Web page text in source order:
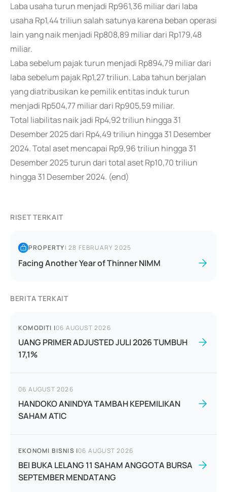
Laba usaha turun menjadi Rp961,36 miliar dari laba
usaha Rp1,44 triliun salah satunya karena beban operasi
lain yang naik menjadi Rp808,89 miliar dari Rp179,48
miliar.
Laba sebelum pajak turun menjadi Rp894,79 miliar dari
laba sebelum pajak Rp1,27 triliun. Laba tahun berjalan
yang diatribusikan ke pemilik entitas induk turun
menjadi Rp504,77 miliar dari Rp905,59 miliar.
Total liabilitas naik jadi Rp4,92 triliun hingga 31
Desember 2025 dari Rp4,49 triliun hingga 31 Desember
2024. Total aset mencapai Rp9,96 triliun hingga 31
Desember 2025 turun dari total aset Rp10,70 triliun
hingga 31 Desember 2024. (end)
RISET TERKAIT
PROPERTY|28 FEBRUARY 2025
Facing Another Year of Thinner NIMM
BERITA TERKAIT
KOMODITI |06 AUGUST 2026
UANG PRIMER ADJUSTED JULI 2026 TUMBUH
17,1%
06 AUGUST 2026
HANDOKO ANINDYA TAMBAH KEPEMILIKAN
SAHAM ATIC
EKONOMI BISNIS |06 AUGUST 2026
BEI BUKA LELANG 11 SAHAM ANGGOTA BURSA
SEPTEMBER MENDATANG